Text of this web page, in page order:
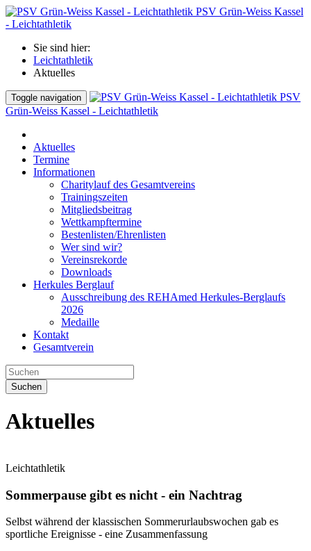
PSV Grün-Weiss Kassel
- Leichtathletik
Sie sind hier:
Leichtathletik
Aktuelles
Toggle navigation
PSV
Grün-Weiss Kassel - Leichtathletik
Aktuelles
Termine
Informationen
Charitylauf des Gesamtvereins
Trainingszeiten
Mitgliedsbeitrag
Wettkampftermine
Bestenlisten/Ehrenlisten
Wer sind wir?
Vereinsrekorde
Downloads
Herkules Berglauf
Ausschreibung des REHAmed Herkules-Berglaufs
2026
Medaille
Kontakt
Gesamtverein
Suchen
Aktuelles
Leichtathletik
Sommerpause gibt es nicht - ein Nachtrag
Selbst während der klassischen Sommerurlaubswochen gab es
sportliche Ereignisse - eine Zusammenfassung